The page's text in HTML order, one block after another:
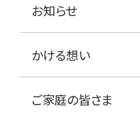
お知らせ
かける想い
ご家庭の皆さま